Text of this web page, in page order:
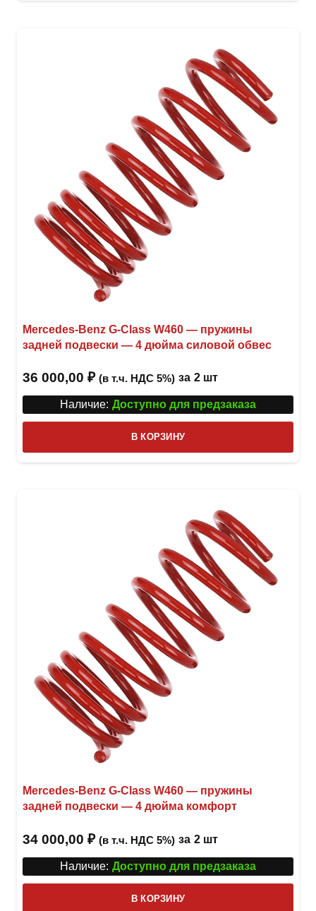
Mercedes-Benz G-Class W460 — пружины
задней подвески — 4 дюйма силовой обвес
36 000,00 ₽ (в т.ч. НДС 5%) за 2 шт
Наличие: Доступно для предзаказа
В КОРЗИНУ
Mercedes-Benz G-Class W460 — пружины
задней подвески — 4 дюйма комфорт
34 000,00 ₽ (в т.ч. НДС 5%) за 2 шт
Наличие: Доступно для предзаказа
В КОРЗИНУ